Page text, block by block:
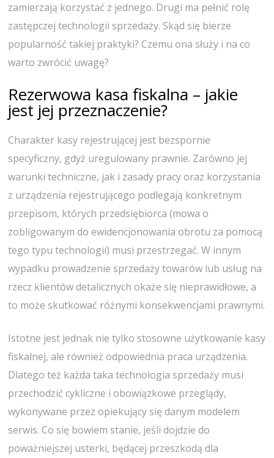
zamierzają korzystać z jednego. Drugi ma pełnić rolę
zastępczej technologii sprzedaży. Skąd się bierze
popularność takiej praktyki? Czemu ona służy i na co
warto zwrócić uwagę?
Rezerwowa kasa fiskalna – jakie
jest jej przeznaczenie?
Charakter kasy rejestrującej jest bezspornie
specyficzny, gdyż uregulowany prawnie. Zarówno jej
warunki techniczne, jak i zasady pracy oraz korzystania
z urządzenia rejestrującego podlegają konkretnym
przepisom, których przedsiębiorca (mowa o
zobligowanym do ewidencjonowania obrotu za pomocą
tego typu technologii) musi przestrzegać. W innym
wypadku prowadzenie sprzedaży towarów lub usług na
rzecz klientów detalicznych okaże się nieprawidłowe, a
to może skutkować różnymi konsekwencjami prawnymi.
Istotne jest jednak nie tylko stosowne użytkowanie kasy
fiskalnej, ale również odpowiednia praca urządzenia.
Dlatego też każda taka technologia sprzedaży musi
przechodzić cykliczne i obowiązkowe przeglądy,
wykonywane przez opiekujący się danym modelem
serwis. Co się bowiem stanie, jeśli dojdzie do
poważniejszej usterki, będącej przeszkodą dla